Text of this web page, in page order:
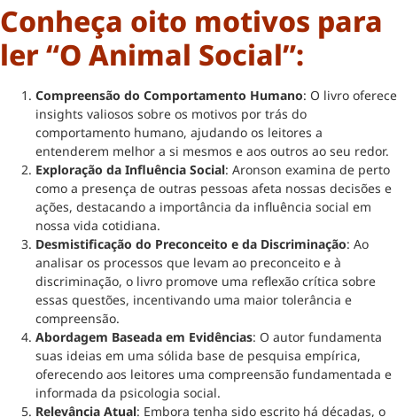
Conheça oito motivos para
ler “O Animal Social”:
Compreensão do Comportamento Humano: O livro oferece
insights valiosos sobre os motivos por trás do
comportamento humano, ajudando os leitores a
entenderem melhor a si mesmos e aos outros ao seu redor.
Exploração da Influência Social: Aronson examina de perto
como a presença de outras pessoas afeta nossas decisões e
ações, destacando a importância da influência social em
nossa vida cotidiana.
Desmistificação do Preconceito e da Discriminação: Ao
analisar os processos que levam ao preconceito e à
discriminação, o livro promove uma reflexão crítica sobre
essas questões, incentivando uma maior tolerância e
compreensão.
Abordagem Baseada em Evidências: O autor fundamenta
suas ideias em uma sólida base de pesquisa empírica,
oferecendo aos leitores uma compreensão fundamentada e
informada da psicologia social.
Relevância Atual: Embora tenha sido escrito há décadas, o